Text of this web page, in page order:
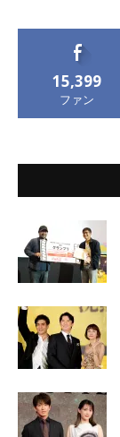
15,399
ファン